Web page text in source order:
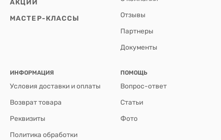
АКЦИИ
МАСТЕР-КЛАССЫ Отзывы
Партнеры
Документы
ИНФОРМАЦИЯ
Условия доставки и оплаты
Возврат товара
Реквизиты
Политика обработки
ПОМОЩЬ
Вопрос-ответ
Статьи
Фото